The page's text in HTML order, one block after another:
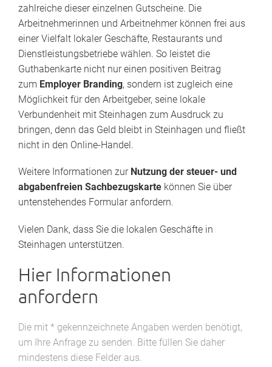
zahlreiche dieser einzelnen Gutscheine. Die
Arbeitnehmerinnen und Arbeitnehmer können frei aus
einer Vielfalt lokaler Geschäfte, Restaurants und
Dienstleistungsbetriebe wählen. So leistet die
Guthabenkarte nicht nur einen positiven Beitrag
zum Employer Branding, sondern ist zugleich eine
Möglichkeit für den Arbeitgeber, seine lokale
Verbundenheit mit Steinhagen zum Ausdruck zu
bringen, denn das Geld bleibt in Steinhagen und fließt
nicht in den Online-Handel.
Weitere Informationen zur Nutzung der steuer- und
abgabenfreien Sachbezugskarte können Sie über
untenstehendes Formular anfordern.
Vielen Dank, dass Sie die lokalen Geschäfte in
Steinhagen unterstützen.
Hier Informationen
anfordern
Die mit * gekennzeichnete Angaben werden benötigt,
um Ihre Anfrage zu senden. Bitte füllen Sie daher
mindestens diese Felder aus.